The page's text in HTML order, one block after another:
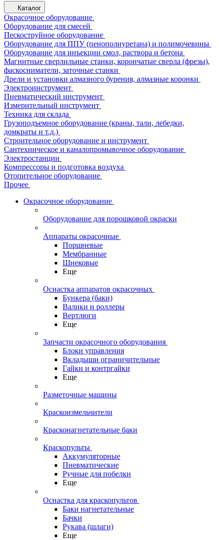
Каталог
Окрасочное оборудование
Оборудование для смесей
Пескоструйное оборудование
Оборудование для ППУ (пенополиуретана) и полимочевины
Оборудование для инъекции смол, раствора и бетона
Магнитные сверлильные станки, корончатые сверла (фрезы),
фаскосниматели, заточные станки
Дрели и установки алмазного бурения, алмазные коронки
Электроинструмент
Пневматический инструмент
Измерительный инструмент
Техника для склада
Грузоподъемное оборудование (краны, тали, лебедки,
домкраты и т.д.)
Строительное оборудование и инструмент
Сантехническое и каналопромывочное оборудование
Электростанции
Компрессоры и подготовка воздуха
Отопительное оборудование
Прочее
Окрасочное оборудование
Оборудование для порошковой окраски
Аппараты окрасочные
Поршневые
Мембранные
Шнековые
Еще
Оснастка аппаратов окрасочных
Бункера (баки)
Валики и роллеры
Вертлюги
Еще
Запчасти окрасочного оборудования
Блоки управления
Вкладыши ограничительные
Гайки и контргайки
Еще
Разметочные машины
Краскоизмельчители
Красконагнетательные баки
Краскопульты
Аккумуляторные
Пневматические
Ручные для побелки
Еще
Оснастка для краскопультов
Баки нагнетательные
Бачки
Рукава (шлаги)
Еще